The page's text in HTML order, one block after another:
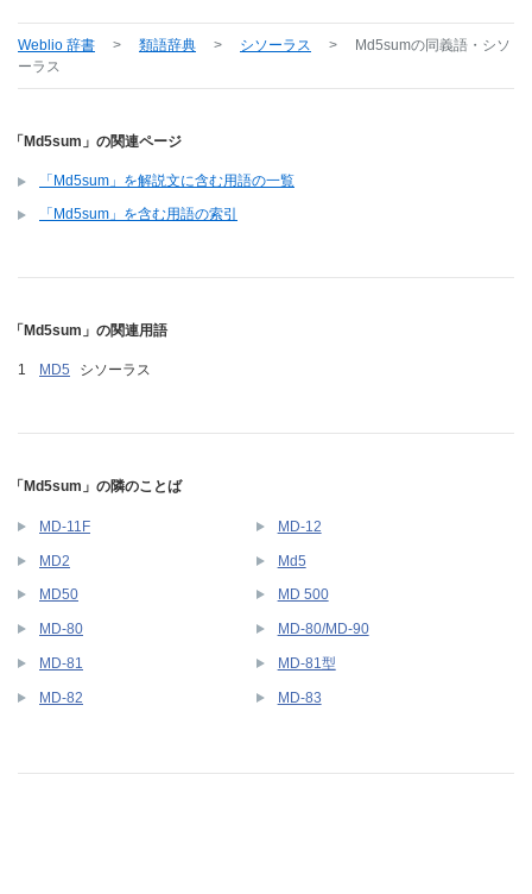
Weblio 辞書 > 類語辞典 > シソーラス > Md5sumの同義語・シソ
ーラス
「Md5sum」の関連ページ
「Md5sum」を解説文に含む用語の一覧
「Md5sum」を含む用語の索引
「Md5sum」の関連用語
MD5 シソーラス
「Md5sum」の隣のことば
MD-11F MD-12
MD2 Md5
MD50 MD 500
MD-80 MD-80/MD-90
MD-81 MD-81型
MD-82 MD-83